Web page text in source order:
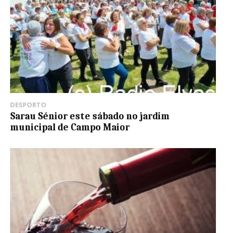
DESPORTO
Sarau Sénior este sábado no jardim
municipal de Campo Maior